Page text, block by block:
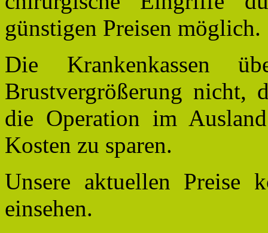
günstigen Preisen möglich.
Die Krankenkassen
Brustvergrößerung nicht,
die Operation im
Kosten zu sparen.
Unsere aktuellen
einsehen.